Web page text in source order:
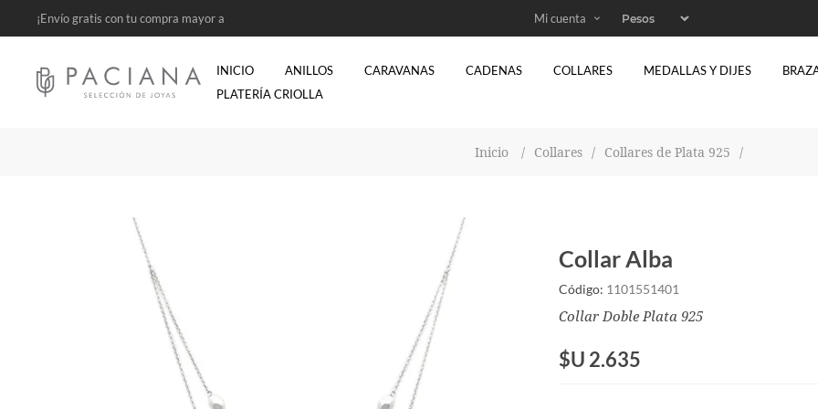
¡Envío gratis con tu compra mayor a Mi cuenta
INICIO ANILLOS CARAVANAS CADENAS COLLARES MEDALLAS Y DIJES
PLATERÍA CRIOLLA
Inicio / Collares / Collares de Plata 925 /
Collar Alba
Código: 1101551401
Collar Doble Plata 925
$U 2.635